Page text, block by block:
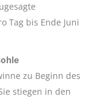
Tag bis Ende Juni
zu Beginn des
stiegen in den